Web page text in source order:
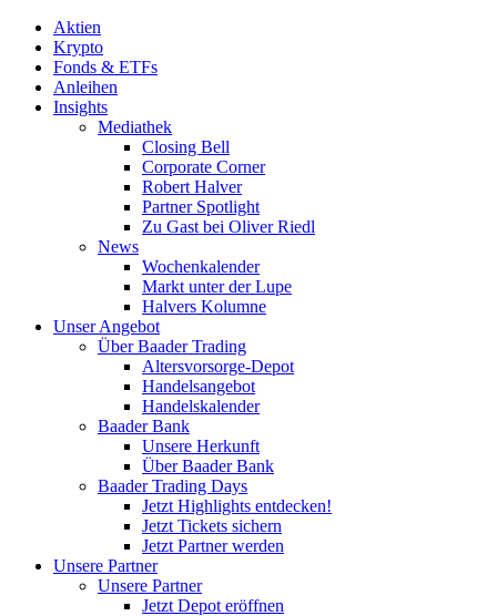
Aktien
Krypto
Fonds & ETFs
Anleihen
Insights
Mediathek
Closing Bell
Corporate Corner
Robert Halver
Partner Spotlight
Zu Gast bei Oliver Riedl
News
Wochenkalender
Markt unter der Lupe
Halvers Kolumne
Unser Angebot
Über Baader Trading
Altersvorsorge-Depot
Handelsangebot
Handelskalender
Baader Bank
Unsere Herkunft
Über Baader Bank
Baader Trading Days
Jetzt Highlights entdecken!
Jetzt Tickets sichern
Jetzt Partner werden
Unsere Partner
Unsere Partner
Jetzt Depot eröffnen